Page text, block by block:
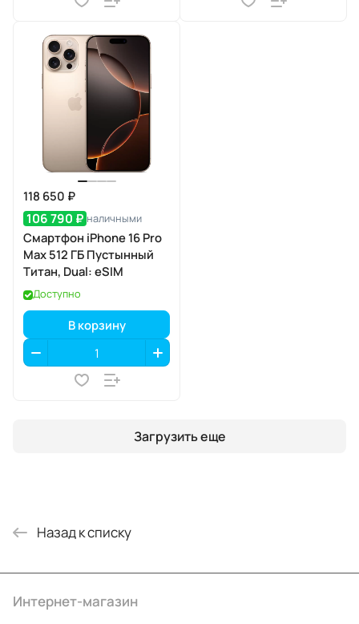
118 650 ₽
106 790 ₽ наличными
Смартфон iPhone 16 Pro
Max 512 ГБ Пустынный
Титан, Dual: eSIM
Доступно
В корзину
Загрузить еще
Назад к списку
Интернет-магазин